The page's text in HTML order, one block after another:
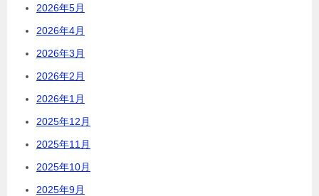
2026年5月
2026年4月
2026年3月
2026年2月
2026年1月
2025年12月
2025年11月
2025年10月
2025年9月